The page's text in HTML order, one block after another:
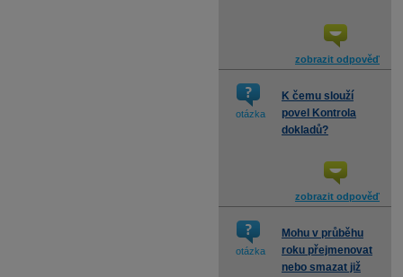
zobrazit odpověď
otázka
K čemu slouží
povel Kontrola
dokladů?
zobrazit odpověď
otázka
Mohu v průběhu
roku přejmenovat
nebo smazat již